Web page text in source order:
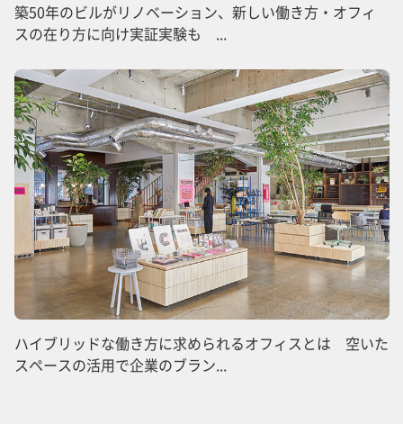
築50年のビルがリノベーション、新しい働き方・オフィ
スの在り方に向け実証実験も ...
ハイブリッドな働き方に求められるオフィスとは 空いた
スペースの活用で企業のブラン...